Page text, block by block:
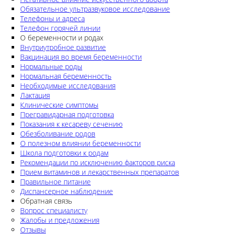
Обязательное ультразвуковое исследование
Телефоны и адреса
Телефон горячей линии
О беременности и родах
Внутриутробное развитие
Вакцинация во время беременности
Нормальные роды
Нормальная беременность
Необходимые исследования
Лактация
Клинические симптомы
Прегравидарная подготовка
Показания к кесареву сечению
Обезболивание родов
О полезном влиянии беременности
Школа подготовки к родам
Рекомендации по исключению факторов риска
Прием витаминов и лекарственных препаратов
Правильное питание
Диспансерное наблюдение
Обратная связь
Вопрос специалисту
Жалобы и предложения
Отзывы